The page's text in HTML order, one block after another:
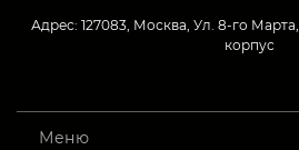
Адрес: 127083, Москва, Ул. 8-го
корпус
Меню